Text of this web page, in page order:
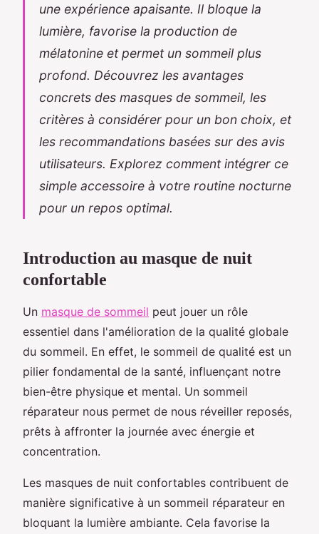
une expérience apaisante. Il bloque la
lumière, favorise la production de
mélatonine et permet un sommeil plus
profond. Découvrez les avantages
concrets des masques de sommeil, les
critères à considérer pour un bon choix, et
les recommandations basées sur des avis
utilisateurs. Explorez comment intégrer ce
simple accessoire à votre routine nocturne
pour un repos optimal.
Introduction au masque de nuit
confortable
Un masque de sommeil peut jouer un rôle
essentiel dans l'amélioration de la qualité globale
du sommeil. En effet, le sommeil de qualité est un
pilier fondamental de la santé, influençant notre
bien-être physique et mental. Un sommeil
réparateur nous permet de nous réveiller reposés,
prêts à affronter la journée avec énergie et
concentration.
Les masques de nuit confortables contribuent de
manière significative à un sommeil réparateur en
bloquant la lumière ambiante. Cela favorise la